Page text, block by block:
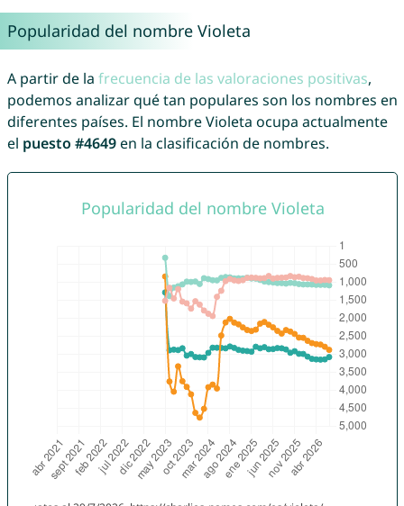
Popularidad del nombre Violeta
A partir de la frecuencia de las valoraciones positivas,
podemos analizar qué tan populares son los nombres en
diferentes países. El nombre Violeta ocupa actualmente
el puesto #4649en la clasificación de nombres.